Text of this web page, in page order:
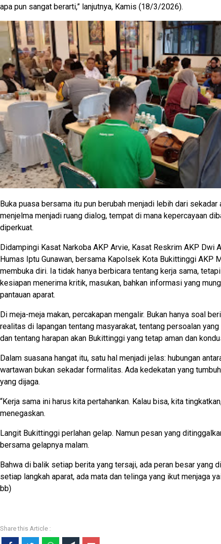
apa pun sangat berarti,” lanjutnya, Kamis (18/3/2026).
Buka puasa bersama itu pun berubah menjadi lebih dari sekadar
menjelma menjadi ruang dialog, tempat di mana kepercayaan
diperkuat.
Didampingi Kasat Narkoba AKP Arvie, Kasat Reskrim AKP Dwi
Humas Iptu Gunawan, bersama Kapolsek Kota Bukittinggi AKP
membuka diri. Ia tidak hanya berbicara tentang kerja sama,
kesiapan menerima kritik, masukan, bahkan informasi yang
pantauan aparat.
Di meja-meja makan, percakapan mengalir. Bukan hanya soal
realitas di lapangan tentang masyarakat, tentang persoalan
dan tentang harapan akan Bukittinggi yang tetap aman dan
Dalam suasana hangat itu, satu hal menjadi jelas: hubungan
wartawan bukan sekadar formalitas. Ada kedekatan yang
yang dijaga.
“Kerja sama ini harus kita pertahankan. Kalau bisa, kita
menegaskan.
Langit Bukittinggi perlahan gelap. Namun pesan yang
bersama gelapnya malam.
Bahwa di balik setiap berita yang tersaji, ada peran besar yang
setiap langkah aparat, ada mata dan telinga yang ikut menjaga
bb)